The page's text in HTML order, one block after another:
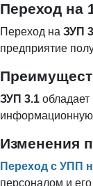
Переход на
Переход на ЗУП 3
предприятие
ЗУП 3.1
информационную
Изменения
Переход с УПП
персоналом и